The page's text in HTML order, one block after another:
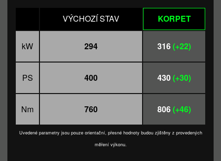
VÝCHOZÍ STAV KORPET
kW 294 316(+22)
PS 400 430(+30)
Nm 760 806(+46)
Uvedené parametry jsou pouze orientační, přesné hodnoty budou zjištěny z provedených
měření výkonu.